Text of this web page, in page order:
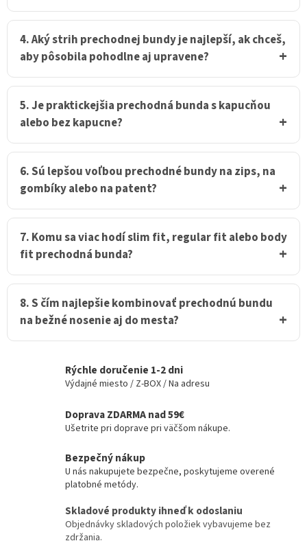
u
4. Aký strih prechodnej bundy je najlepší, ak chceš,
aby pôsobila pohodlne aj upravene?
5. Je praktickejšia prechodná bunda s kapucňou
alebo bez kapucne?
6. Sú lepšou voľbou prechodné bundy na zips, na
gombíky alebo na patent?
7. Komu sa viac hodí slim fit, regular fit alebo body
fit prechodná bunda?
8. S čím najlepšie kombinovať prechodnú bundu
na bežné nosenie aj do mesta?
Rýchle doručenie 1-2 dni
Výdajné miesto / Z-BOX / Na adresu
Doprava ZDARMA nad 59€
Ušetrite pri doprave pri väčšom nákupe.
Bezpečný nákup
U nás nakupujete bezpečne, poskytujeme overené
platobné metódy.
Skladové produkty ihneď k odoslaniu
Objednávky skladových položiek vybavujeme bez
zdržania.